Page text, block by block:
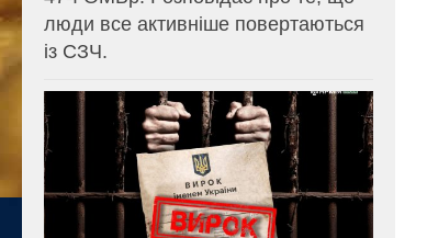
люди все активніше повертаються
із СЗЧ.